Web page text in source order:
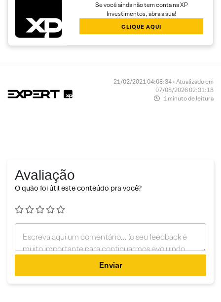
Se você ainda não tem conta na XP
Investimentos, abra a sua!
CLIQUE AQUI
21/02/2021 04:08:34 • Atualizado em
07/08/2026 02:31:18
1 minuto de leitura
Avaliação
O quão foi útil este conteúdo pra você?
Enviar